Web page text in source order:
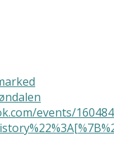
events/